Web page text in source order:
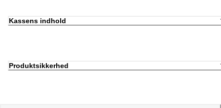
Kassens indhold
Produktsikkerhed